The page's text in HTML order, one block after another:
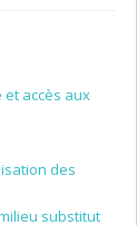
des
Leone). J'ai
des
porte
accès aux
des
substitut